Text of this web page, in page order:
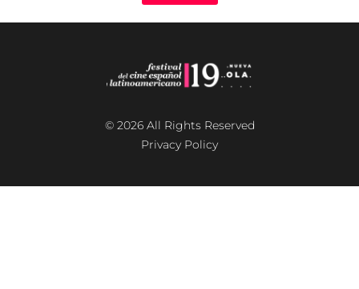
© 2026 All Rights Reserved
Privacy Policy